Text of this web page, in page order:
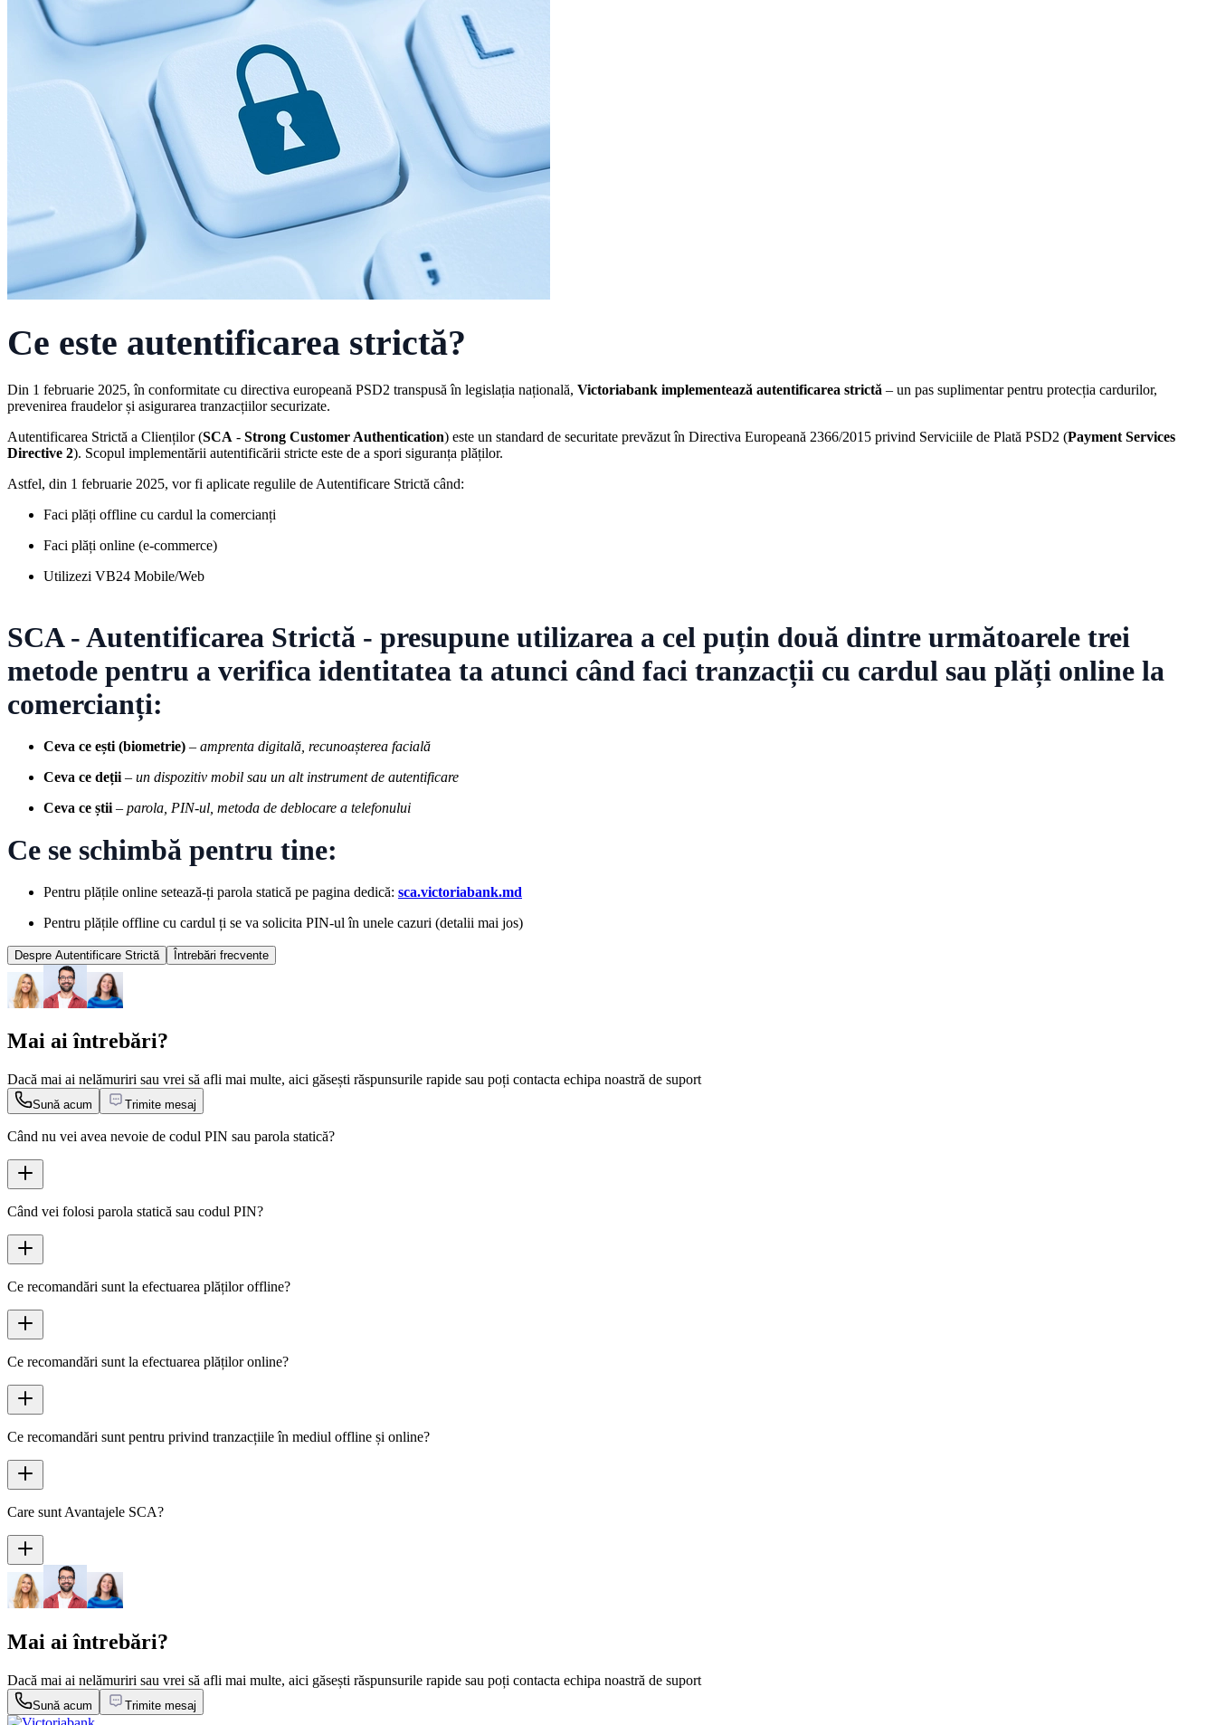
Ce este autentificarea strictă?
Din 1 februarie 2025, în conformitate cu directiva europeană PSD2 transpusă în legislația națională, Victoriabank implementează autentificarea strictă – un pas suplimentar pentru protecția cardurilor,
prevenirea fraudelor și asigurarea tranzacțiilor securizate.
Autentificarea Strictă a Clienților (SCA - Strong Customer Authentication) este un standard de securitate prevăzut în Directiva Europeană 2366/2015 privind Serviciile de Plată PSD2 (Payment Services
Directive 2). Scopul implementării autentificării stricte este de a spori siguranța plăților.
Astfel, din 1 februarie 2025, vor fi aplicate regulile de Autentificare Strictă când:
Faci plăți offline cu cardul la comercianți
Faci plăți online (e-commerce)
Utilizezi VB24 Mobile/Web
SCA - Autentificarea Strictă - presupune utilizarea a cel puțin două dintre următoarele trei
metode pentru a verifica identitatea ta atunci când faci tranzacții cu cardul sau plăți online la
comercianți:
Ceva ce ești (biometrie) – amprenta digitală, recunoașterea facială
Ceva ce deții – un dispozitiv mobil sau un alt instrument de autentificare
Ceva ce știi – parola, PIN-ul, metoda de deblocare a telefonului
Ce se schimbă pentru tine:
Pentru plățile online setează-ți parola statică pe pagina dedică: sca.victoriabank.md
Pentru plățile offline cu cardul ți se va solicita PIN-ul în unele cazuri (detalii mai jos)
Despre Autentificare Strictă Întrebări frecvente
Mai ai întrebări?
Dacă mai ai nelămuriri sau vrei să afli mai multe, aici găsești răspunsurile rapide sau poți contacta echipa noastră de suport
Sună acum Trimite mesaj
Când nu vei avea nevoie de codul PIN sau parola statică?
Când vei folosi parola statică sau codul PIN?
Ce recomandări sunt la efectuarea plăților offline?
Ce recomandări sunt la efectuarea plăților online?
Ce recomandări sunt pentru privind tranzacțiile în mediul offline și online?
Care sunt Avantajele SCA?
Mai ai întrebări?
Dacă mai ai nelămuriri sau vrei să afli mai multe, aici găsești răspunsurile rapide sau poți contacta echipa noastră de suport
Sună acum Trimite mesaj